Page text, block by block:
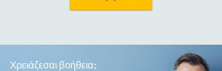
Χρειάζεσαι βοήθεια;